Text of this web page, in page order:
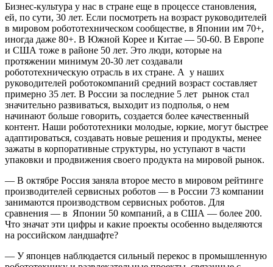
Бизнес-культура у нас в стране еще в процессе становления,
ей, по сути, 30 лет. Если посмотреть на возраст руководителей
в мировом робототехническом сообществе, в Японии им 70+,
иногда даже 80+. В Южной Корее и Китае — 50-60. В Европе
и США тоже в районе 50 лет. Это люди, которые на
протяжении минимум 20-30 лет создавали
робототехническую отрасль в их стране. А у наших
руководителей роботокомпаний средний возраст составляет
примерно 35 лет. В России за последние 5 лет рынок стал
значительно развиваться, выходит из подполья, о нем
начинают больше говорить, создается более качественный
контент. Наши робототехники молодые, юркие, могут быстрее
адаптироваться, создавать новые решения и продукты, менее
зажаты в корпоративные структуры, но уступают в части
упаковки и продвижения своего продукта на мировой рынок.
— В октябре Россия заняла второе место в мировом рейтинге
производителей сервисных роботов — в России 73 компании
занимаются производством сервисных роботов. Для
сравнения — в Японии 50 компаний, а в США — более 200.
Что значат эти цифры и какие проекты особенно выделяются
на российском ландшафте?
— У японцев наблюдается сильный перекос в промышленную